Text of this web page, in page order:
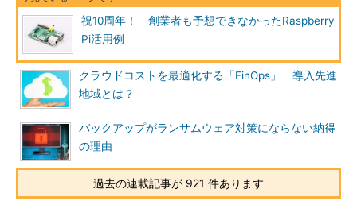
祝10周年！ 創業者も予想できなかったRaspberry
Pi活用例
クラウドコストを最適化する「FinOps」 導入先進
地域とは？
バックアップがランサムウェア対策にならない納得
の理由
過去の連載記事が 921 件あります